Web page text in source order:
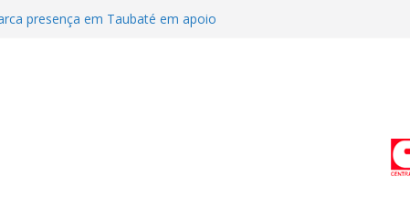
presença em Taubaté em apoio
a março de 2025
em Campinas entre prefeitura e
de Bananal
servidores de Bananal é adiada